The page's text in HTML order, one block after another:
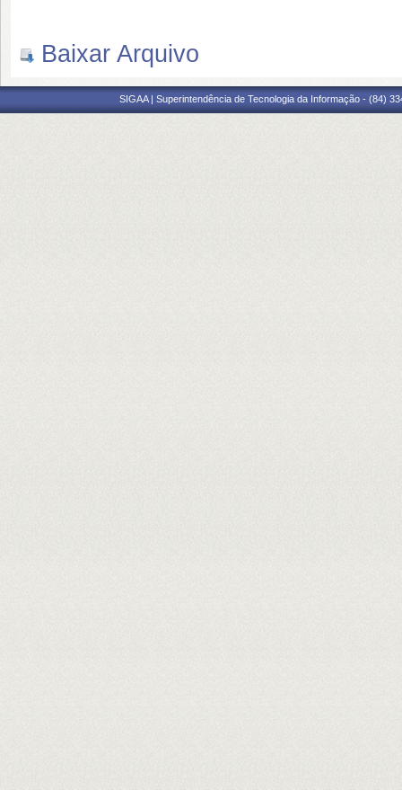
Baixar Arquivo
SIGAA | Superintendência de Tecnologia da Informação - (84)